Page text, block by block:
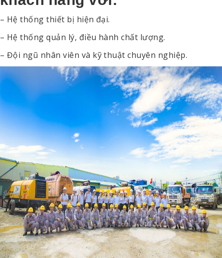
– Hệ thống thiết bị hiện đại.
– Hệ thống quản lý, điều hành chất lượng.
– Đội ngũ nhân viên và kỹ thuật chuyên nghiệp.